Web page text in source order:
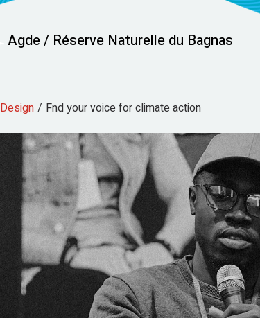
Agde / Réserve Naturelle du Bagnas
Design Fnd your voice for climate action